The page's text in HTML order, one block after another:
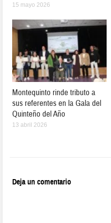
15 mayo 2026
Montequinto rinde tributo a
sus referentes en la Gala del
Quinteño del Año
13 abril 2026
Deja un comentario